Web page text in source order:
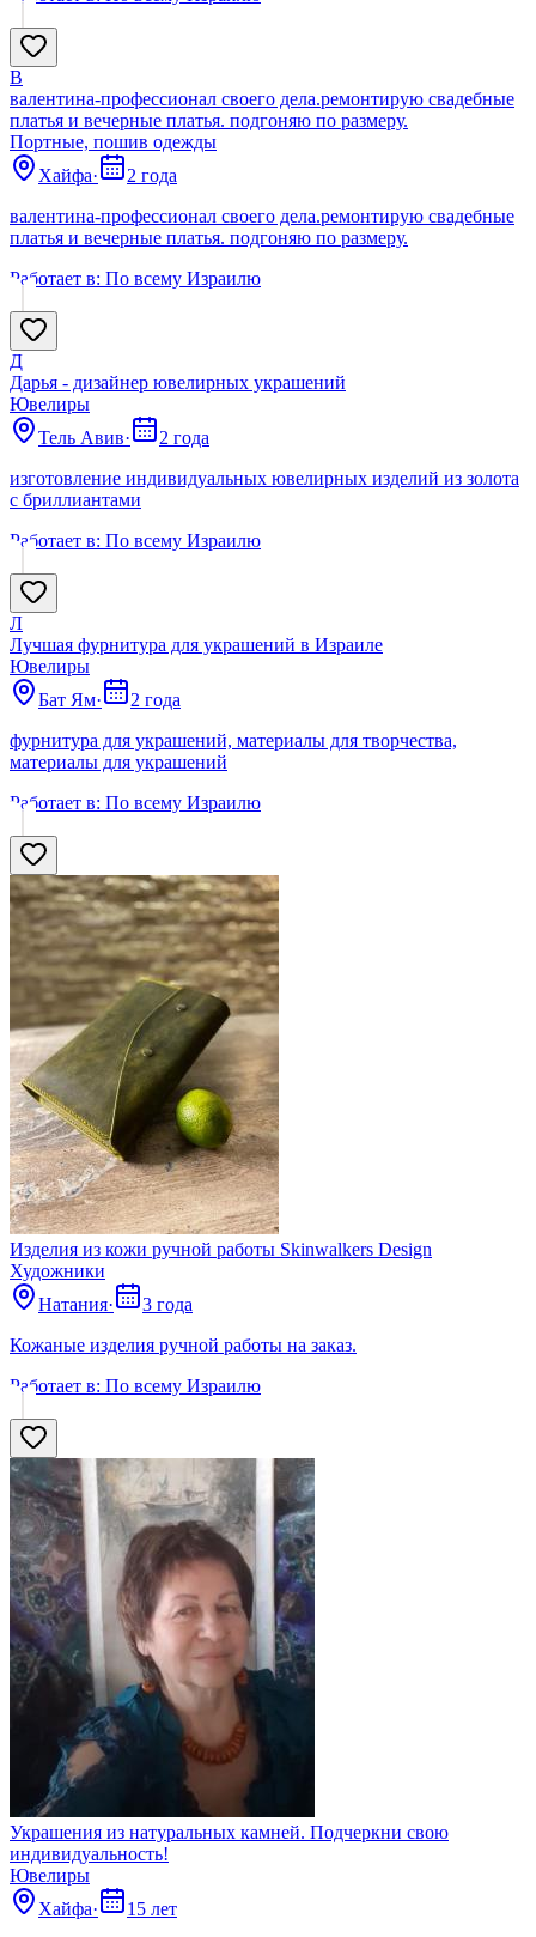
В
валентина-профессионал своего дела.ремонтирую свадебные
платья и вечерные платья. подгоняю по размеру.
Портные, пошив одежды
Хайфа·
2 года
валентина-профессионал своего дела.ремонтирую свадебные
платья и вечерные платья. подгоняю по размеру.
Работает в: По всему Израилю
Д
Дарья - дизайнер ювелирных украшений
Ювелиры
Тель Авив·
2 года
изготовление индивидуальных ювелирных изделий из золота
с бриллиантами
Работает в: По всему Израилю
Л
Лучшая фурнитура для украшений в Израиле
Ювелиры
Бат Ям·
2 года
фурнитура для украшений, материалы для творчества,
материалы для украшений
Работает в: По всему Израилю
Изделия из кожи ручной работы Skinwalkers Design
Художники
Натания·
3 года
Кожаные изделия ручной работы на заказ.
Работает в: По всему Израилю
Украшения из натуральных камней. Подчеркни свою
индивидуальность!
Ювелиры
Хайфа·
15 лет